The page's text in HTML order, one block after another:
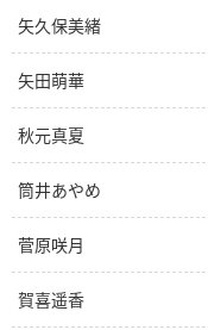
矢久保美緒
矢田萌華
秋元真夏
筒井あやめ
菅原咲月
賀喜遥香